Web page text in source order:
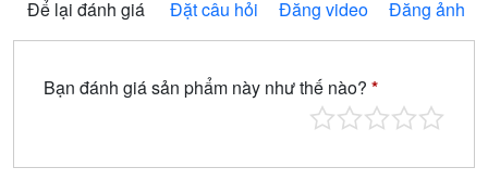
Để lại đánh giá Đặt câu hỏi Đăng video Đăng ảnh
Bạn đánh giá sản phẩm này như thế nào? *